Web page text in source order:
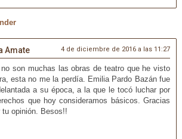
Amate 4 de diciembre de 2016 a las 11:27
no son muchas las obras de teatro que he visto
esta no me la perdía. Emilia Pardo Bazán fue
a su época, a la que le tocó luchar por
que hoy consideramos básicos. Gracias
tu opinión. Besos!!